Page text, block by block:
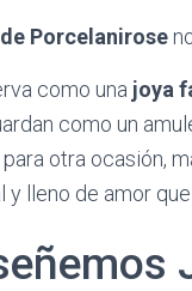
Porcelanirose
como una joya
como un
para otra ocasión,
y lleno de amor